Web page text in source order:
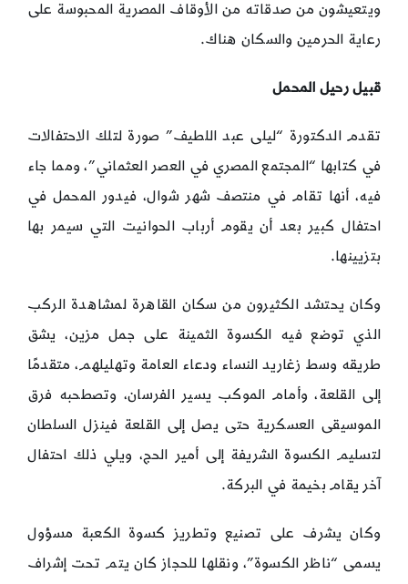
ويتعيشون من صدقاته من الأوقاف المصرية المحبوسة على
رعاية الحرمين والسكان هناك.
قبيل رحيل المحمل
تقدم الدكتورة “ليلى عبد اللطيف” صورة لتلك الاحتفالات
في كتابها “المجتمع المصري في العصر العثماني”، ومما جاء
فيه، أنها تقام في منتصف شهر شوال‏،‏ فيدور المحمل في
احتفال كبير بعد أن يقوم أرباب الحوانيت التي سيمر بها
بتزيينها.
وكان يحتشد الكثيرون من سكان القاهرة لمشاهدة الركب
الذي توضع فيه الكسوة الثمينة على جمل مزين، يشق
طريقه وسط زغاريد النساء ودعاء العامة وتهليلهم‏، متقدمًا
إلى القلعة،‏ وأمام الموكب يسير الفرسان، وتصطحبه فرق
الموسيقى العسكرية حتى يصل إلى القلعة فينزل السلطان
لتسليم الكسوة الشريفة إلى‏ أمير الحج‏، ويلي ذلك احتفال
آخر يقام بخيمة في البركة.
وكان يشرف على تصنيع وتطريز كسوة الكعبة مسؤول
يسمى “ناظر الكسوة”، ونقلها للحجاز كان يتم تحت إشراف